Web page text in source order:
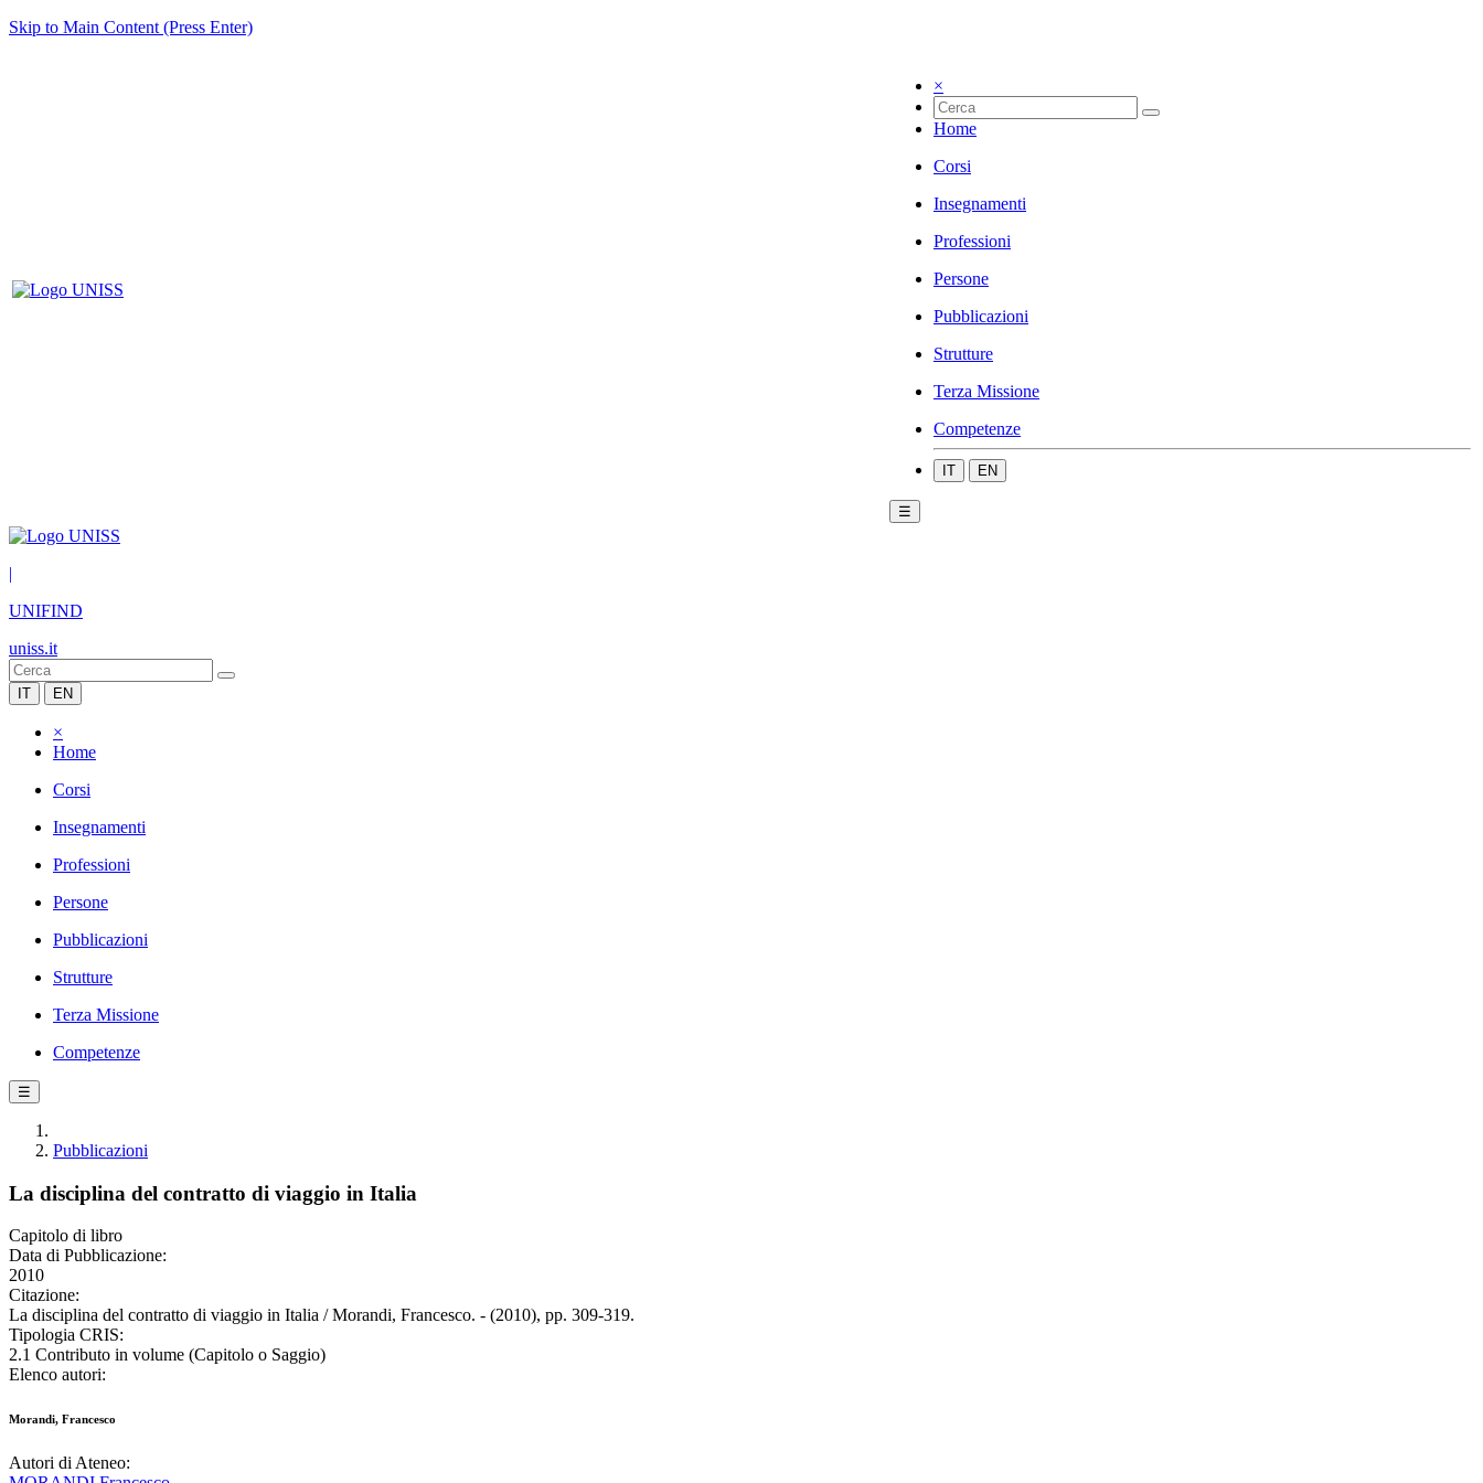
Skip to Main Content (Press Enter)
×
Home
Corsi
Insegnamenti
Professioni
Persone
Pubblicazioni
Strutture
Terza Missione
Competenze
IT EN
☰
|
UNIFIND
uniss.it
IT EN
×
Home
Corsi
Insegnamenti
Professioni
Persone
Pubblicazioni
Strutture
Terza Missione
Competenze
☰
Pubblicazioni
La disciplina del contratto di viaggio in Italia
Capitolo di libro
Data di Pubblicazione:
2010
Citazione:
La disciplina del contratto di viaggio in Italia / Morandi, Francesco. - (2010), pp. 309-319.
Tipologia CRIS:
2.1 Contributo in volume (Capitolo o Saggio)
Elenco autori:
Morandi, Francesco
Autori di Ateneo: